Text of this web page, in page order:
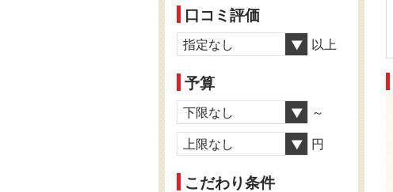
口コミ評価
指定なし 以上
予算
下限なし ～
上限なし 円
こだわり条件